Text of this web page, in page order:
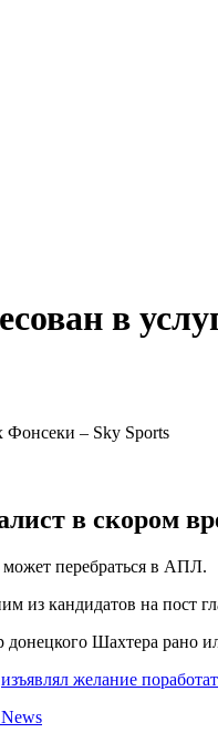
в
в скором
перебраться в АПЛ.
из кандидатов на пост
Шахтера рано
изъявлял желание